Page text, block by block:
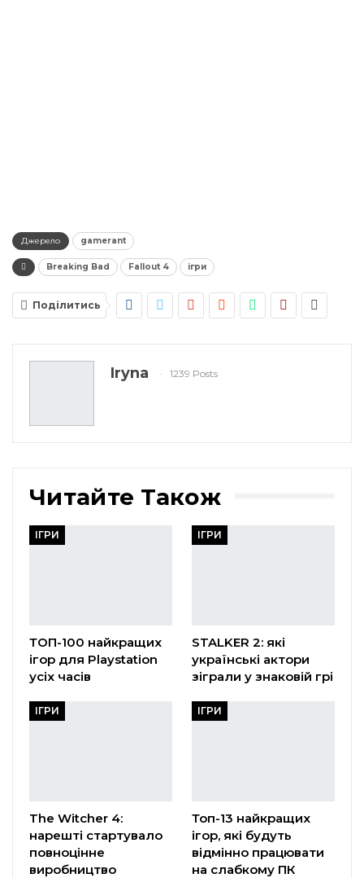
Джерело gamerant
Breaking Bad Fallout 4 ігри
Поділитись
Iryna 1239 Posts
Читайте Також
ІГРИ
ТОП-100 найкращих
ігор для Playstation
усіх часів
ІГРИ
STALKER 2: які
українські актори
зіграли у знаковій грі
ІГРИ
The Witcher 4:
нарешті стартувало
повноцінне
виробництво
ІГРИ
Топ-13 найкращих
ігор, які будуть
відмінно працювати
на слабкому ПК